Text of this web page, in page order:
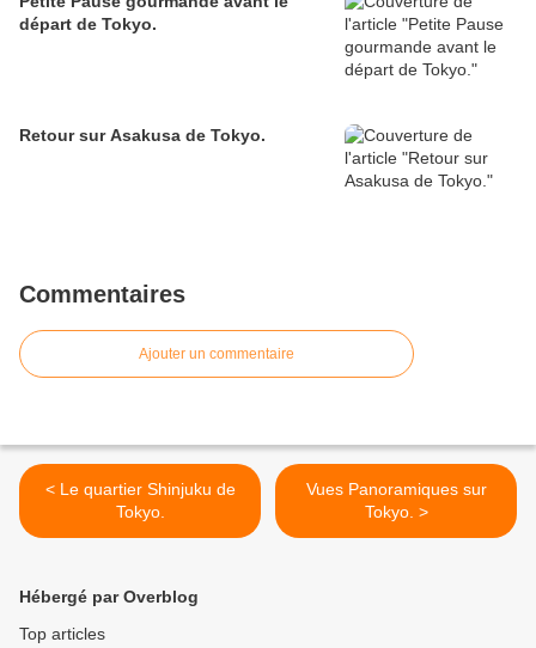
départ de Tokyo.
Retour sur Asakusa de Tokyo.
Commentaires
Ajouter un commentaire
< Le quartier Shinjuku de
Tokyo.
Vues Panoramiques sur
Tokyo. >
Hébergé par Overblog
Top articles